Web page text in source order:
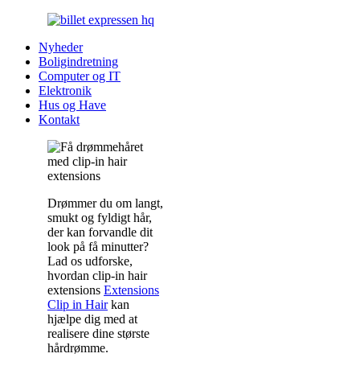
Nyheder
Boligindretning
Computer og IT
Elektronik
Hus og Have
Kontakt
Drømmer du om langt,
smukt og fyldigt hår,
der kan forvandle dit
look på få minutter?
Lad os udforske,
hvordan clip-in hair
extensions Extensions
Clip in Hairkan
hjælpe dig med at
realisere dine største
hårdrømme.